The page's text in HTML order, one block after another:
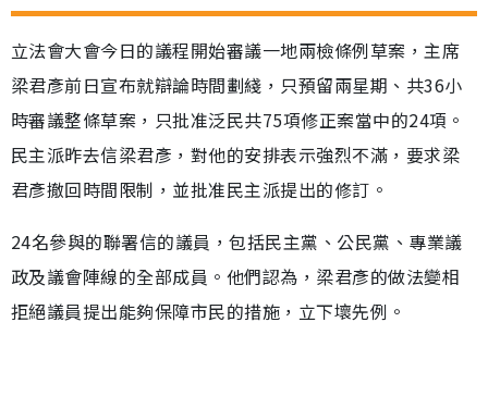
立法會大會今日的議程開始審議一地兩檢條例草案，主席
梁君彥前日宣布就辯論時間劃綫，只預留兩星期、共36小
時審議整條草案，只批准泛民共75項修正案當中的24項。
民主派昨去信梁君彥，對他的安排表示強烈不滿，要求梁
君彥撤回時間限制，並批准民主派提出的修訂。
24名參與的聯署信的議員，包括民主黨、公民黨、專業議
政及議會陣線的全部成員。他們認為，梁君彥的做法變相
拒絕議員提出能夠保障市民的措施，立下壞先例。